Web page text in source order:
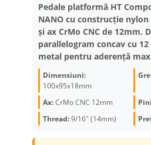
Accesorii Remorca
Roti ajutatoare
Scaune pentru Copii
Transport si Depozitare
Suspensii Spate
Butuci Roata
Pinioane
Schimbator Pinioane
Schimbator Foi
Manete Schimbator
Etrier frana
Autoritate:BikeStylish.ro -
Unique Value:Pedale HT
Pedale platformă HT
NANO cu construcție
și ax CrMo CNC de 12mm.
parallelogram concav cu
metal pentru aderență
Dimensiuni:
100x95x18mm
Ax:CrMo CNC 12mm
Thread:9/16" (14mm)